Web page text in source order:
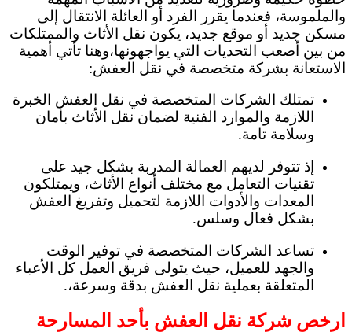
والملموسة، فعندما يقرر الفرد أو العائلة الانتقال إلى
مسكن جديد أو موقع جديد، يكون نقل الأثاث والممتلكات
من بين أصعب التحديات التي يواجهونها،وهنا تأتي أهمية
الاستعانة بشركة متخصصة في نقل العفش:
تمتلك الشركات المتخصصة في نقل العفش الخبرة
اللازمة والموارد الفنية لضمان نقل الأثاث بأمان
وسلامة تامة.
إذ تتوفر لديهم العمالة المدربة بشكل جيد على
تقنيات التعامل مع مختلف أنواع الأثاث، ويمتلكون
المعدات والأدوات اللازمة لتحميل وتفريغ العفش
بشكل فعال وسلس.
تساعد الشركات المتخصصة في توفير الوقت
والجهد للعميل، حيث يتولى فريق العمل كل الأعباء
المتعلقة بعملية نقل العفش بدقة وسرعة،.
ارخص شركة نقل العفش بأحد المسارحة